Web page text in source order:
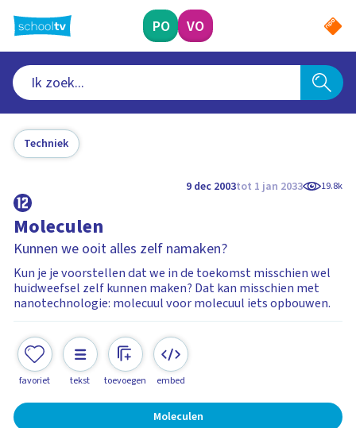
naar
hoofdinhoud
PO VO
Techniek
9 dec 2003tot 1 jan 2033 19.8k
Moleculen
Kunnen we ooit alles zelf namaken?
Kun je je voorstellen dat we in de toekomst misschien wel
huidweefsel zelf kunnen maken? Dat kan misschien met
nanotechnologie: molecuul voor molecuul iets opbouwen.
favoriet tekst toevoegen embed
Moleculen